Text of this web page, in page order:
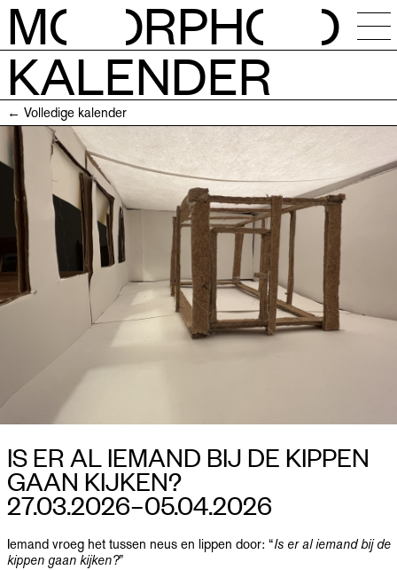
M RPH
KALENDER
NIEUWS
KALENDER
ATELIERS
RESIDENTIES
OPEN CALLS
SESSIES
PUBLICATIES
INFO
NL
← Volledige kalender
IS ER AL IEMAND BIJ DE KIPPEN
GAAN KIJKEN?
27.03.2026–​05.04.2026
Iemand vroeg het tussen neus en lippen door: “Is er al iemand bij de
kippen gaan kijken?”